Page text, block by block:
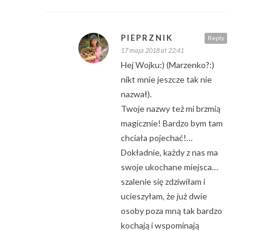
Reply
PIEPRZNIK
17 maja 2018 at 22:41
Hej Wojku:) (Marzenko?:)
nikt mnie jeszcze tak nie
nazwał).
Twoje nazwy też mi brzmią
magicznie! Bardzo bym tam
chciała pojechać!…
Dokładnie, każdy z nas ma
swoje ukochane miejsca…
szalenie się zdziwiłam i
ucieszyłam, że już dwie
osoby poza mną tak bardzo
kochają i wspominają